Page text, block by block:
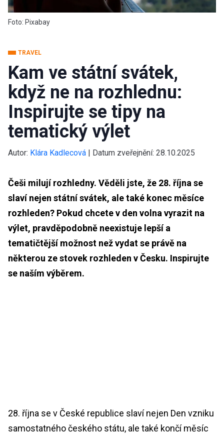
Foto: Pixabay
TRAVEL
Kam ve státní svátek,
když ne na rozhlednu:
Inspirujte se tipy na
tematický výlet
Autor: Klára Kadlecová | Datum zveřejnění: 28.10.2025
Češi milují rozhledny. Věděli jste, že 28. října se
slaví nejen státní svátek, ale také konec měsíce
rozhleden? Pokud chcete v den volna vyrazit na
výlet, pravděpodobně neexistuje lepší a
tematičtější možnost než vydat se právě na
některou ze stovek rozhleden v Česku. Inspirujte
se naším výběrem.
28. října se v České republice slaví nejen Den vzniku
samostatného českého státu, ale také končí měsíc